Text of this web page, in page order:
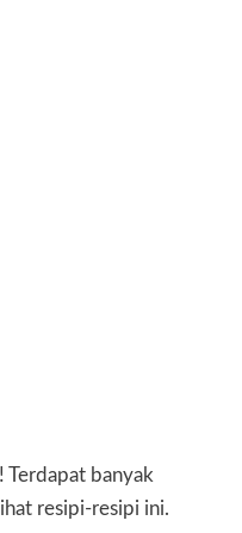
banyak
resipi-resipi ini.